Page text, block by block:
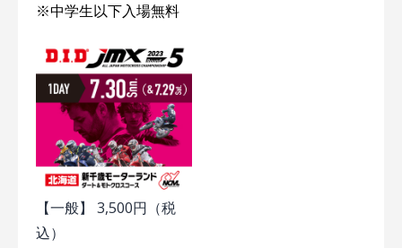
※中学生以下入場無料
【一般】 3,500円（税
込）